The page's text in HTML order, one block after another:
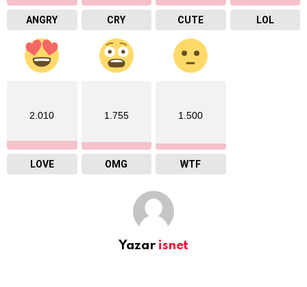
ANGRY CRY CUTE LOL
2.010
LOVE
1.755
OMG
1.500
WTF
Yazar isnet